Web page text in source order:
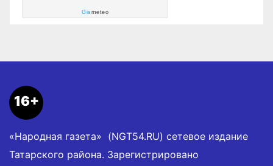
Gismeteo
16+
«Народная газета» (NGT54.RU) сетевое издание
Татарского района. Зарегистрировано